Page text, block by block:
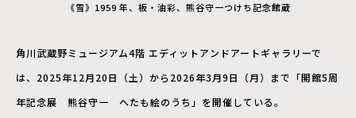
《雪》1959 年、板・油彩、熊谷守一つけち記念館蔵
角川武蔵野ミュージアム4階 エディットアンドアートギャラリーで
は、2025年12月20日（土）から2026年3月9日（月）まで「開館5周
年記念展 熊谷守一 へたも絵のうち」を開催している。